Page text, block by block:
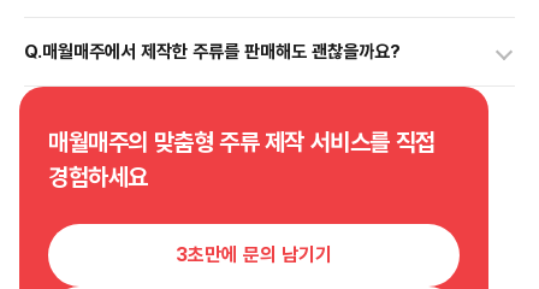
Q.매월매주에서 제작한 주류를 판매해도 괜찮을까요?
매월매주의 맞춤형 주류 제작 서비스를 직접
경험하세요
3초만에 문의 남기기